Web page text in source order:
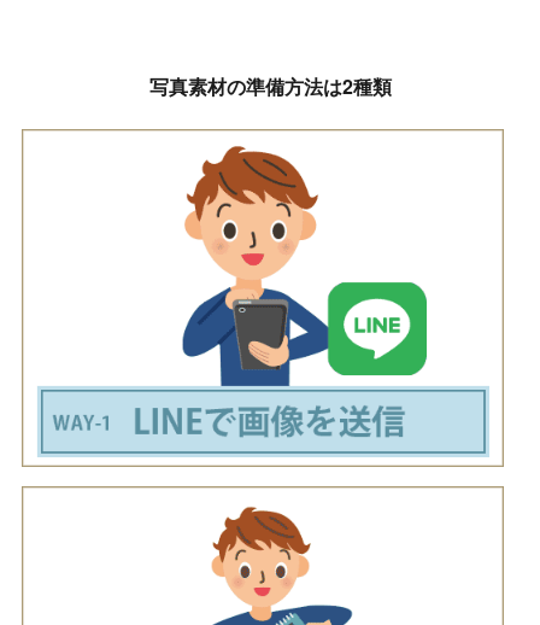
写真素材の準備方法は2種類